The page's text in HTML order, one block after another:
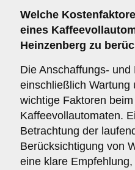
Welche
eines
Heinzenberg zu
Die Anschaffungs- und
einschließlich Wartung
wichtige Faktoren
Kaffeevollautomaten.
Betrachtung der
Berücksichtigung von
eine klare